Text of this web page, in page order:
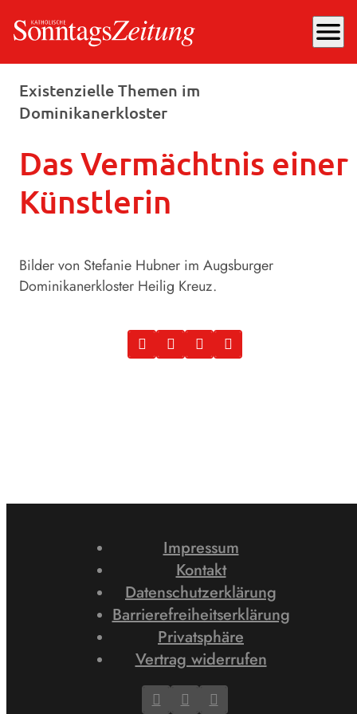
menu
Donnerstag, 22.05.2025, 14:31 Uhr
Existenzielle Themen im
Dominikanerkloster
Das Vermächtnis einer
Künstlerin
Bilder von Stefanie Hubner im Augsburger
Dominikanerkloster Heilig Kreuz.
Impressum
Kontakt
Datenschutzerklärung
Barrierefreiheitserklärung
Privatsphäre
Vertrag widerrufen